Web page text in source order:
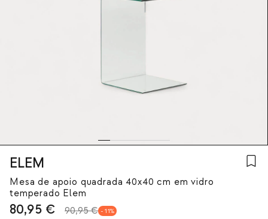
ELEM
Mesa de apoio quadrada 40x40 cm em vidro
temperado Elem
80,95 € 90,95 € 11